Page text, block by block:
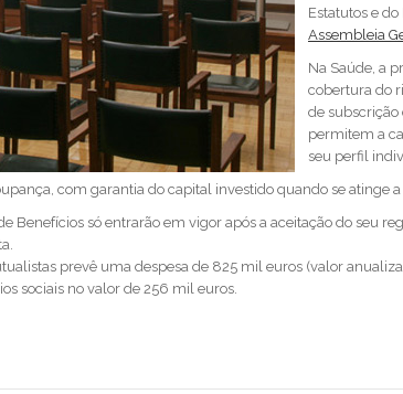
Estatutos e
Assembleia
Na Saúde, a
cobertura do
de
permitem a
seu perfil
com garantia do capital investido quando se atinge a
Benefícios só entrarão em vigor após a aceitação do seu
prevê uma despesa de 825 mil euros (valor
sociais no valor de 256 mil euros.